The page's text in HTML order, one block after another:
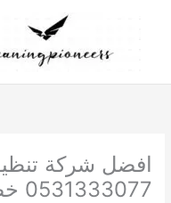
افضل شركة
0531333077 خصم 40 %